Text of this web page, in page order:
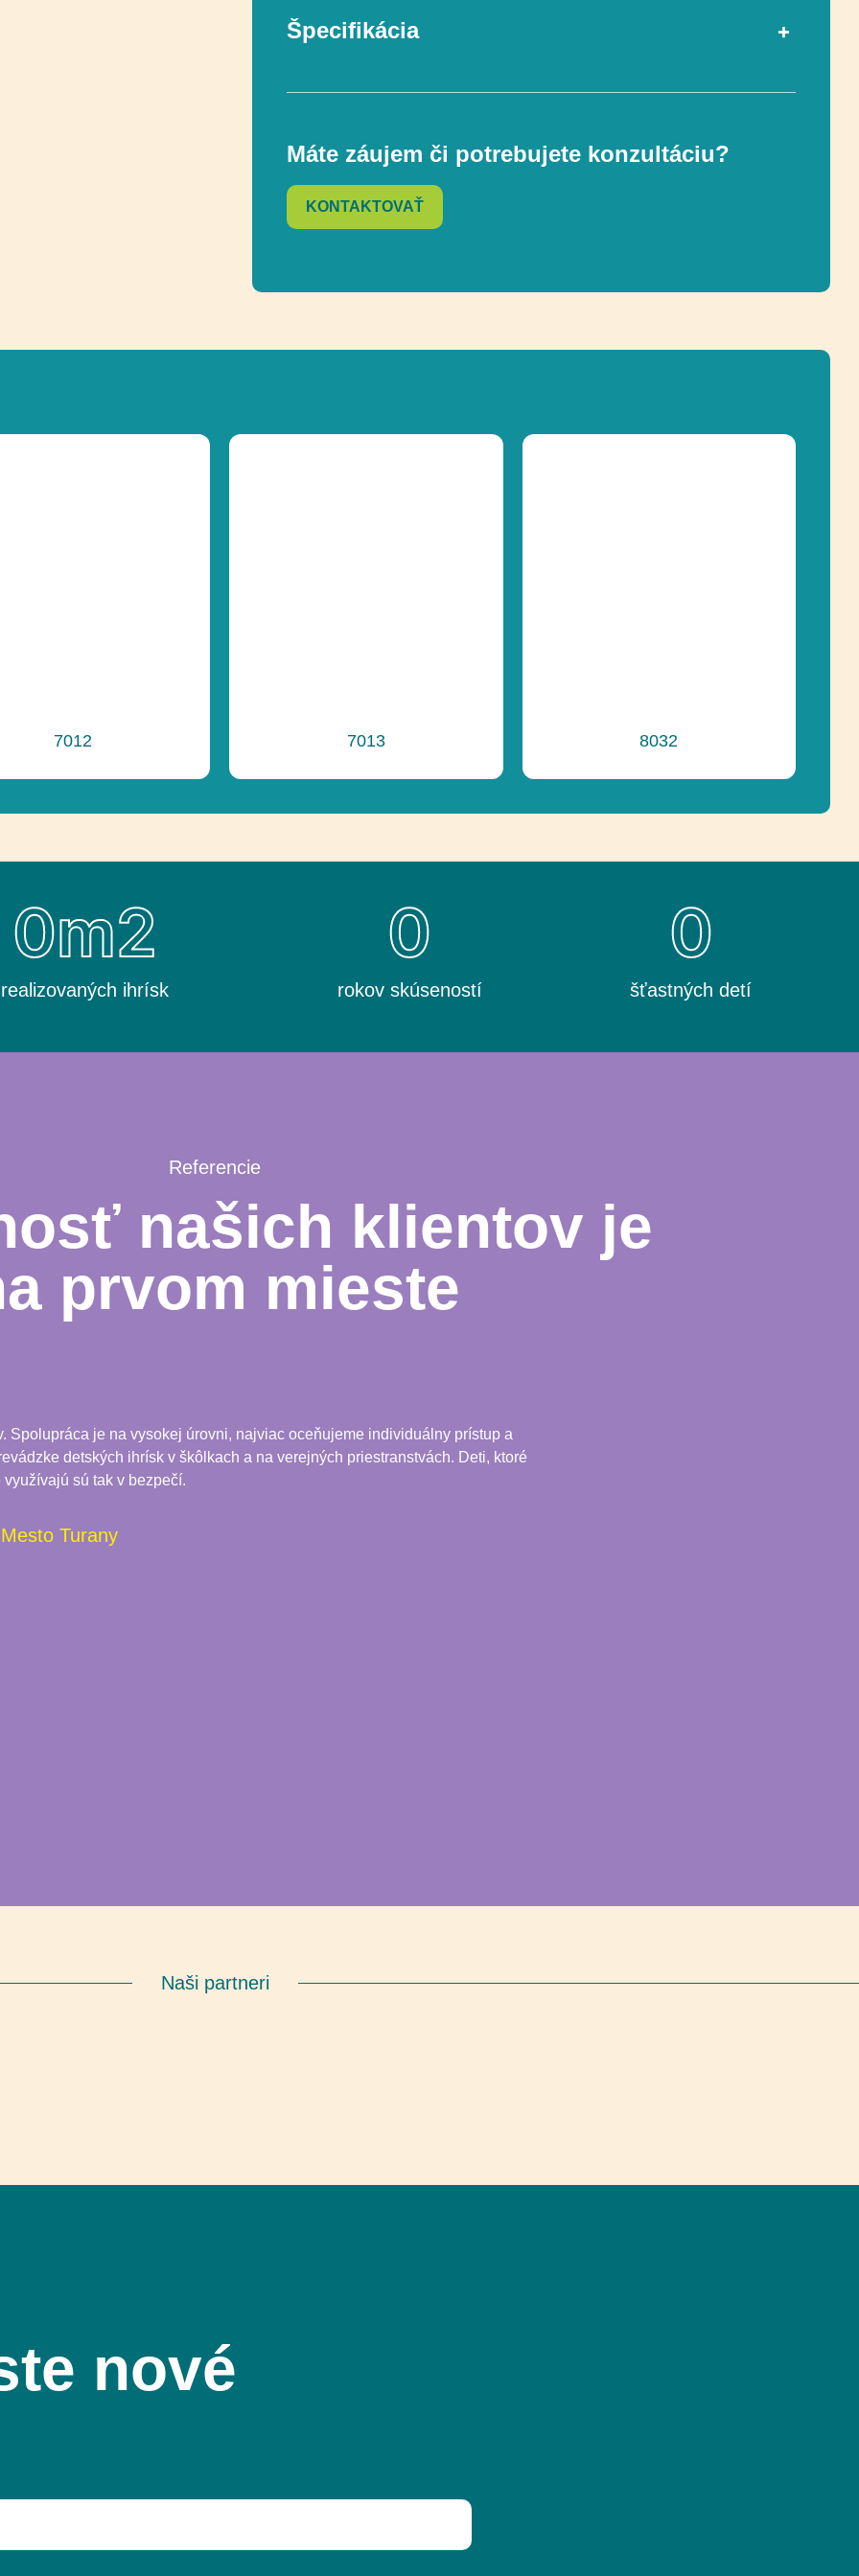
Špecifikácia
V súlade s normou EN 1176-1 Áno
Máte záujem či potrebujete konzultáciu?
KONTAKTOVAŤ
7012 7013 8032
realizovaných ihrísk
0m2
rokov skúseností
0
šťastných detí
0
Referencie
našich klientov je
prvom mieste
je na vysokej úrovni, najviac oceňujeme individuálny prístup a
detských ihrísk v škôlkach a na verejných priestranstvách. Deti, ktoré
sú tak v bezpečí.
Mesto Turany
Naši partneri
nové